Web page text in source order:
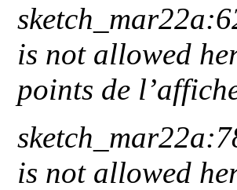
is not allowed
points de
is not allowed